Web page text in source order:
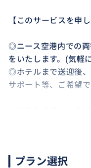
【このサービスを申
◎ニース空港内での
をいたします。(気軽
◎ホテルまで送迎後
サポート等、ご希望
となります。その前
す。
プラン選択